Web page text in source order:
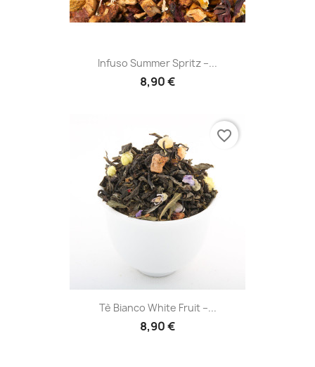
Infuso Summer Spritz –...
8,90 €
Tè Bianco White Fruit –...
8,90 €
favorite_border